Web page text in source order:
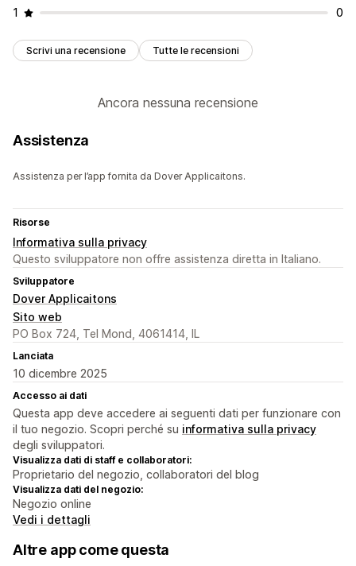
1 0
Scrivi una recensione Tutte le recensioni
Ancora nessuna recensione
Assistenza
Assistenza per l’app fornita da Dover Applicaitons.
Risorse
Informativa sulla privacy
Questo sviluppatore non offre assistenza diretta in Italiano.
Sviluppatore
Dover Applicaitons
Sito web
PO Box 724, Tel Mond, 4061414, IL
Lanciata
10 dicembre 2025
Accesso ai dati
Questa app deve accedere ai seguenti dati per funzionare con
il tuo negozio. Scopri perché su informativa sulla privacy
degli sviluppatori.
Visualizza dati di staff e collaboratori:
Proprietario del negozio, collaboratori del blog
Visualizza dati del negozio:
Negozio online
Vedi i dettagli
Altre app come questa